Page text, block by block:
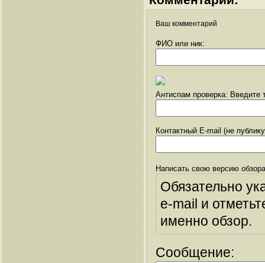
Ваш комментарий
ФИО или ник:
Антиспам проверка: Введите
Контактный E-mail (не
Написать свою версию
Обязательно
e-mail и
именно обзор.
Сообщение: